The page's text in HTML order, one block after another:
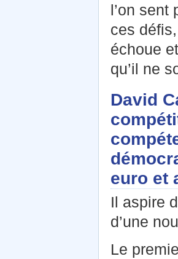
l’on sent
ces
échoue
qu’il ne
David
euro et
Il aspire
d’une
Le